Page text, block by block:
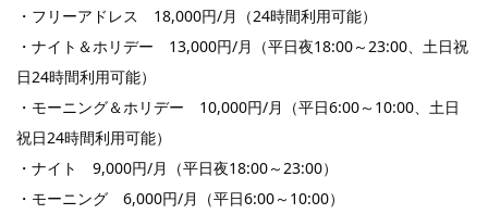
・フリーアドレス 18,000円/月（24時間利用可能）
・ナイト＆ホリデー 13,000円/月（平日夜18:00～23:00、土日祝
日24時間利用可能）
・モーニング＆ホリデー 10,000円/月（平日6:00～10:00、土日
祝日24時間利用可能）
・ナイト 9,000円/月（平日夜18:00～23:00）
・モーニング 6,000円/月（平日6:00～10:00）